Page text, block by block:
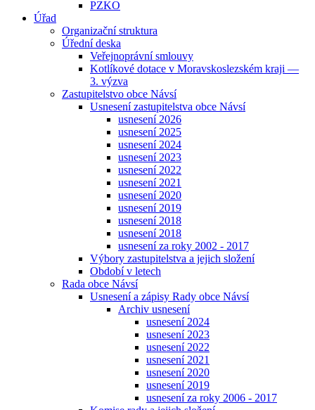
PZKO
Úřad
Organizační struktura
Úřední deska
Veřejnoprávní smlouvy
Kotlíkové dotace v Moravskoslezském kraji —
3. výzva
Zastupitelstvo obce Návsí
Usnesení zastupitelstva obce Návsí
usnesení 2026
usnesení 2025
usnesení 2024
usnesení 2023
usnesení 2022
usnesení 2021
usnesení 2020
usnesení 2019
usnesení 2018
usnesení 2018
usnesení za roky 2002 - 2017
Výbory zastupitelstva a jejich složení
Období v letech
Rada obce Návsí
Usnesení a zápisy Rady obce Návsí
Archiv usnesení
usnesení 2024
usnesení 2023
usnesení 2022
usnesení 2021
usnesení 2020
usnesení 2019
usnesení za roky 2006 - 2017